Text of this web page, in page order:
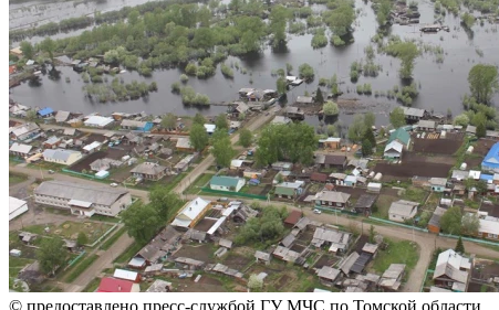
© предоставлено пресс-службой ГУ МЧС по Томской области